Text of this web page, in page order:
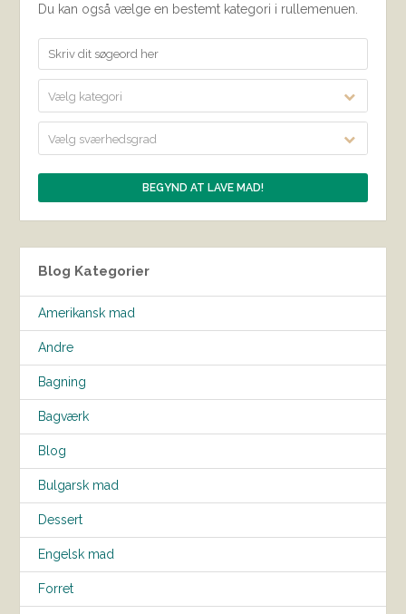
Du kan også vælge en bestemt kategori i rullemenuen.
Vælg kategori
Vælg sværhedsgrad
Blog Kategorier
Amerikansk mad
Andre
Bagning
Bagværk
Blog
Bulgarsk mad
Dessert
Engelsk mad
Forret